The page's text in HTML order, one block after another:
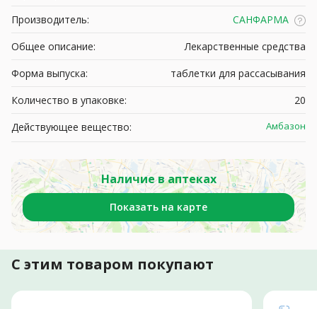
Производитель:
САНФАРМА
Общее описание:
Лекарственные средства
Форма выпуска:
таблетки для рассасывания
Количество в упаковке:
20
Действующее вещество:
Амбазон
Наличие в аптеках
Показать на карте
С этим товаром покупают